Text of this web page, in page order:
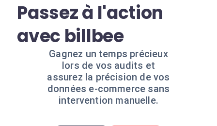
Passez à l'action
avec billbee
Gagnez un temps précieux
lors de vos audits et
assurez la précision de vos
données e-commerce sans
intervention manuelle.